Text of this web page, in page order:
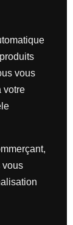
vous
votre
vous